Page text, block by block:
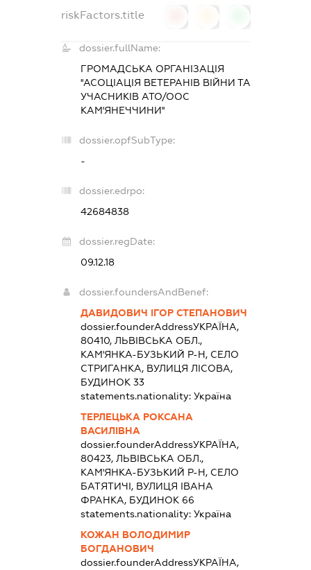
riskFactors.title
dossier.fullName:
ГРОМАДСЬКА ОРГАНІЗАЦІЯ
''АСОЦІАЦІЯ ВЕТЕРАНІВ ВІЙНИ ТА
УЧАСНИКІВ АТО/ООС
КАМ'ЯНЕЧЧИНИ''
dossier.opfSubType:
-
dossier.edrpo:
42684838
dossier.regDate:
09.12.18
dossier.foundersAndBenef:
ДАВИДОВИЧ ІГОР СТЕПАНОВИЧ
dossier.founderAddressУКРАЇНА,
80410, ЛЬВІВСЬКА ОБЛ.,
КАМ'ЯНКА-БУЗЬКИЙ Р-Н, СЕЛО
СТРИГАНКА, ВУЛИЦЯ ЛІСОВА,
БУДИНОК 33
statements.nationality: Україна
ТЕРЛЕЦЬКА РОКСАНА
ВАСИЛІВНА
dossier.founderAddressУКРАЇНА,
80423, ЛЬВІВСЬКА ОБЛ.,
КАМ'ЯНКА-БУЗЬКИЙ Р-Н, СЕЛО
БАТЯТИЧІ, ВУЛИЦЯ ІВАНА
ФРАНКА, БУДИНОК 66
statements.nationality: Україна
КОЖАН ВОЛОДИМИР
БОГДАНОВИЧ
dossier.founderAddressУКРАЇНА,